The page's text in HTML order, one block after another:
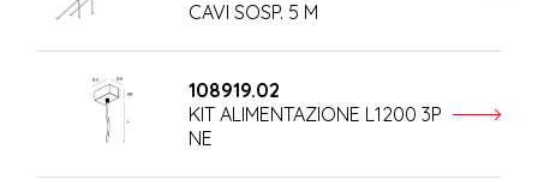
CAVI SOSP. 5 M
108919.02
KIT ALIMENTAZIONE L1200 3P
NE